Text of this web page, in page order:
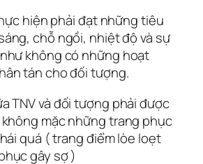
hiện phải đạt những tiêu
chỗ ngồi, nhiệt độ và sự
không có những hoạt
tán cho đối tượng.
TNV và đối tượng phải được
không mặc những trang phục
quá ( trang điểm lòe loẹt
gây sợ )